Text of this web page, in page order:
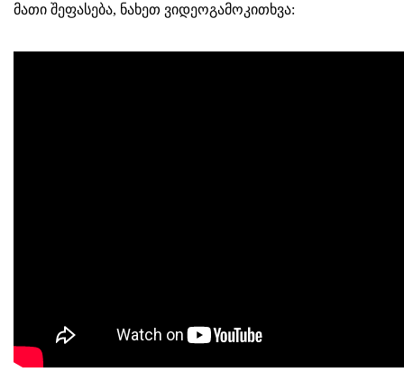
მათი შეფასება, ნახეთ ვიდეოგამოკითხვა: